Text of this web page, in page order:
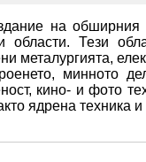
на обширния
области. Тези
металургията,
минното
кино- и фото
ядрена техника